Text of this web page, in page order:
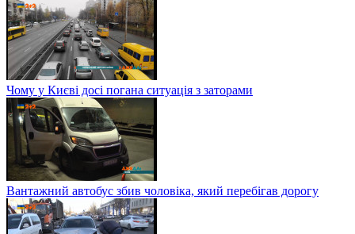
Чому у Києві досі погана ситуація з заторами
Вантажний автобус збив чоловіка, який перебігав дорогу